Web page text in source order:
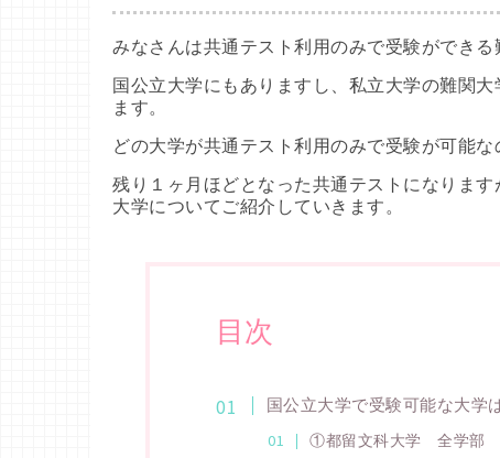
みなさんは共通テスト利用のみで受験ができ
国公立大学にもありますし、私立大学の難関
ます。
どの大学が共通テスト利用のみで受験が可能な
残り１ヶ月ほどとなった共通テストになりま
大学についてご紹介していきます。
目次
国公立大学で受験可能な大学
①都留文科大学 全学部